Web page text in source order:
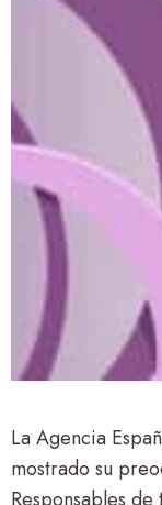
La Agencia
mostrado su
Responsables